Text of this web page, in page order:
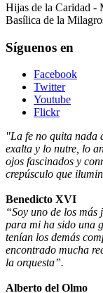
Hijas de la Caridad -
Basílica de la
Síguenos en
Facebook
Twitter
Youtube
Flickr
"La fe no quita nada
exalta y lo nutre, lo
ojos fascinados y
crepúsculo que
Benedicto XVI
“Soy uno de los más
para mi ha sido una
tenían los demás
encontrado mucha
la orquesta”.
Alberto del Olmo